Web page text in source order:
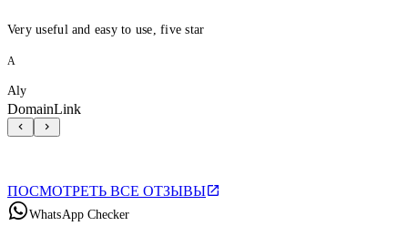
Very useful and easy to use, five star
A
Aly
DomainLink
ПОСМОТРЕТЬ ВСЕ ОТЗЫВЫ
WhatsApp Checker